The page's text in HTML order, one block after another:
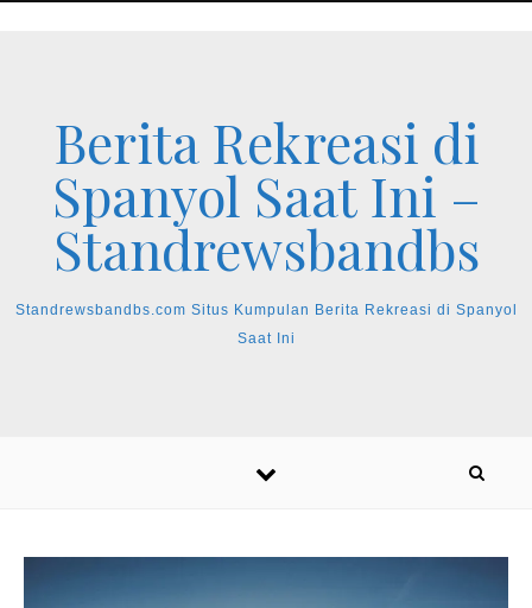
Berita Rekreasi di
Spanyol Saat Ini –
Standrewsbandbs
Standrewsbandbs.com Situs Kumpulan Berita Rekreasi di Spanyol
Saat Ini